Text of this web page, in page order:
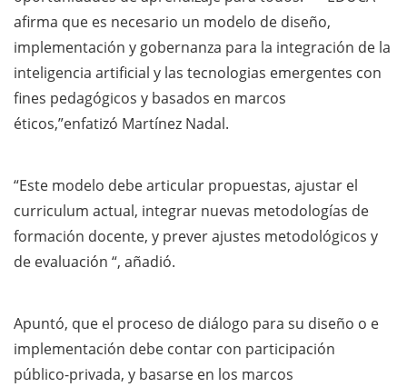
afirma que es necesario un modelo de diseño,
implementación y gobernanza para la integración de la
inteligencia artificial y las tecnologias emergentes con
fines pedagógicos y basados en marcos
éticos,”enfatizó Martínez Nadal.
“Este modelo debe articular propuestas, ajustar el
curriculum actual, integrar nuevas metodologías de
formación docente, y prever ajustes metodológicos y
de evaluación “, añadió.
Apuntó, que el proceso de diálogo para su diseño o e
implementación debe contar con participación
público-privada, y basarse en los marcos